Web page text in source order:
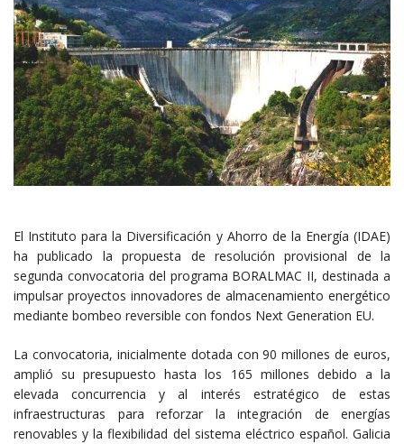
El Instituto para la Diversificación y Ahorro de la Energía (IDAE)
ha publicado la propuesta de resolución provisional de la
segunda convocatoria del programa BORALMAC II, destinada a
impulsar proyectos innovadores de almacenamiento energético
mediante bombeo reversible con fondos Next Generation EU.
La convocatoria, inicialmente dotada con 90 millones de euros,
amplió su presupuesto hasta los 165 millones debido a la
elevada concurrencia y al interés estratégico de estas
infraestructuras para reforzar la integración de energías
renovables y la flexibilidad del sistema eléctrico español. Galicia